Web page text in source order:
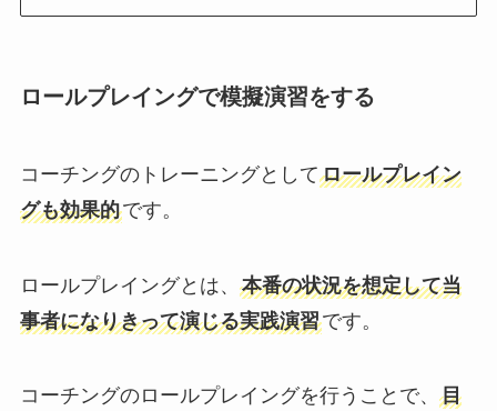
ロールプレイングで模擬演習をする
コーチングのトレーニングとしてロールプレイン
グも効果的です。
ロールプレイングとは、 本番の状況を想定して当
事者になりきって演じる実践演習です。
コーチングのロールプレイングを行うことで、 目